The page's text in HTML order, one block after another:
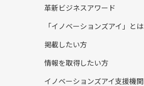
革新ビジネスアワード
「イノベーションズアイ」とは
掲載したい方
情報を取得したい方
イノベーションズアイ支援機関